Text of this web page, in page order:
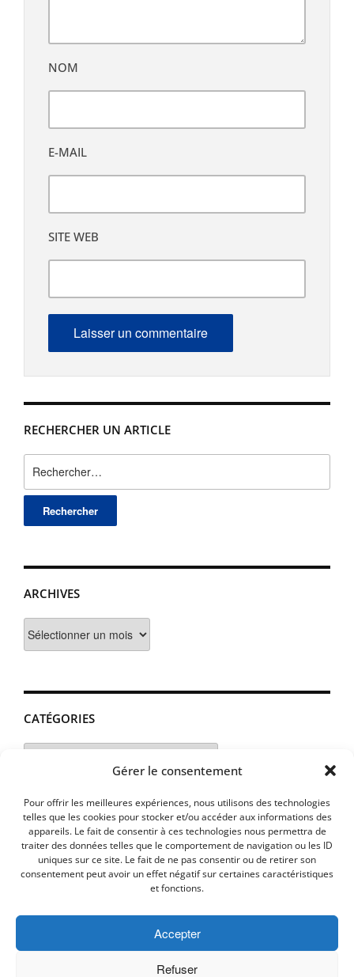
Gérer le consentement
Pour offrir les meilleures expériences, nous utilisons des technologies
telles que les cookies pour stocker et/ou accéder aux informations des
appareils. Le fait de consentir à ces technologies nous permettra de
traiter des données telles que le comportement de navigation ou les ID
uniques sur ce site. Le fait de ne pas consentir ou de retirer son
consentement peut avoir un effet négatif sur certaines caractéristiques
et fonctions.
Accepter
Refuser
RECHERCHER UN ARTICLE
ARCHIVES
CATÉGORIES
Catégories
NOM
E-MAIL
SITE WEB
PLAN D’ACCES